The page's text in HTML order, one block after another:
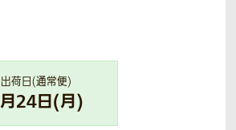
出荷日(通常便)
月24日(月)